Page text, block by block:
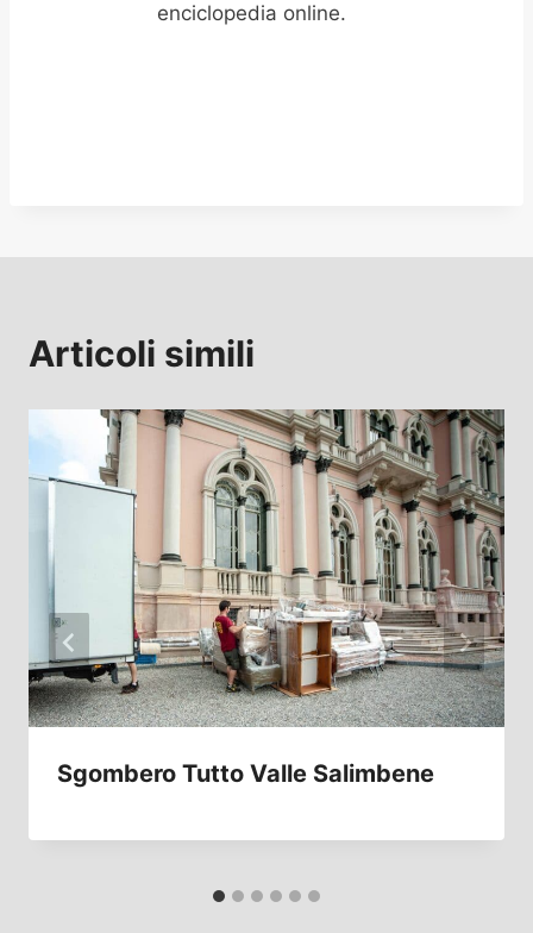
enciclopedia online.
Articoli simili
Sgombero Tutto Valle Salimbene